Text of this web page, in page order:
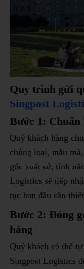
Quy trình gửi
Singpost
Bước 1: Chuẩn
Quý khách hàng
chủng loại, mẫu
gốc xuất sứ, tính
Logistics sẽ tiếp
tục ban đầu cần
Bước 2: Đóng
hàng
Quý khách có thể
Singpost Logistics